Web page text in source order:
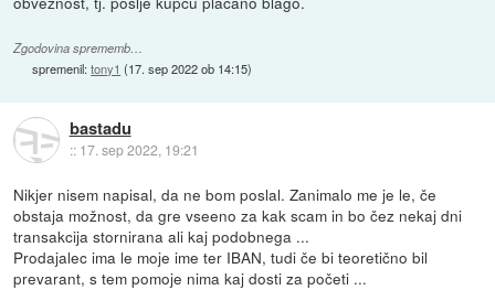
Zgodovina sprememb…
spremenil:tony1 (17. sep 2022 ob 14:15)
bastadu
:: 17. sep 2022, 19:21
Nikjer nisem napisal, da ne bom poslal. Zanimalo me je le, če
obstaja možnost, da gre vseeno za kak scam in bo čez nekaj dni
transakcija stornirana ali kaj podobnega ...
Prodajalec ima le moje ime ter IBAN, tudi če bi teoretično bil
prevarant, s tem pomoje nima kaj dosti za početi ...